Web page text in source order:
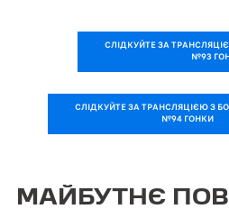
СЛІДКУЙТЕ ЗА
№93
СЛІДКУЙТЕ ЗА ТРАНСЛЯЦІЄЮ З
№94 ГОНКИ
МАЙБУТНЄ